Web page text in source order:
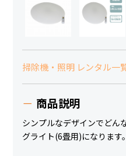
掃除機・照明 レンタル一
商品説明
シンプルなデザインでどん
グライト(6畳用)になります。